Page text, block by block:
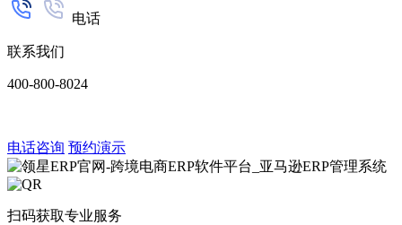
电话
联系我们
400-800-8024
电话咨询 预约演示
扫码获取专业服务